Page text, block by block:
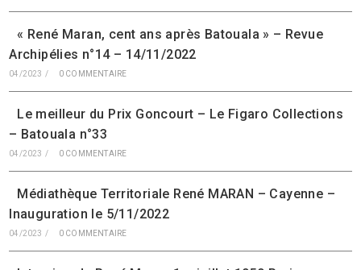
« René Maran, cent ans après Batouala » – Revue
Archipélies n°14 – 14/11/2022
04/2023 / 0 COMMENTAIRE
Le meilleur du Prix Goncourt – Le Figaro Collections
– Batouala n°33
04/2023 / 0 COMMENTAIRE
Médiathèque Territoriale René MARAN – Cayenne –
Inauguration le 5/11/2022
04/2023 / 0 COMMENTAIRE